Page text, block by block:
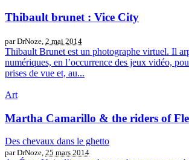
Thibault brunet : Vice City
par DrNoze, 2 mai 2014
Thibault Brunet est un photographe virtuel. Il
numériques, en l’occurrence des jeux vidéo,
prises de vue et, au...
Art
Martha Camarillo & the riders of
Des chevaux dans le ghetto
par DrNoze, 25 mars 2014